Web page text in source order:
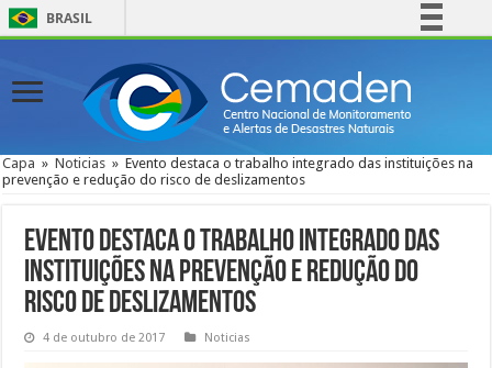
BRASIL
Comunica BR
Participe
Acesso à informação
Capa » Noticias » Evento destaca o trabalho integrado das instituições na
prevenção e redução do risco de deslizamentos
Evento destaca o trabalho integrado das
instituições na prevenção e redução do
risco de deslizamentos
4 de outubro de 2017 Noticias